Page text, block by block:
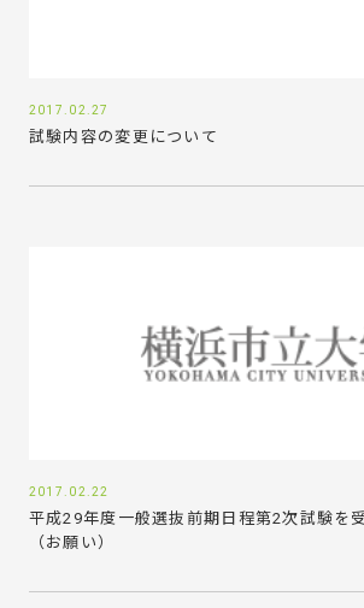
2017.02.27
試験内容の変更について
2017.02.22
平成29年度一般選抜前期日程第2次試験を
（お願い）